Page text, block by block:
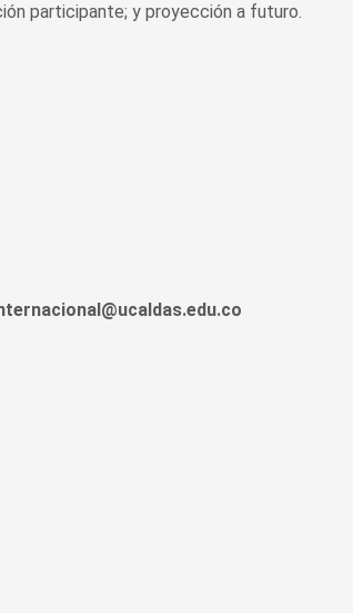
participante; y proyección a futuro.